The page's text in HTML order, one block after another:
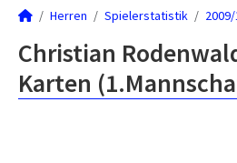
Herren Spielerstatistik
Christian
Karten